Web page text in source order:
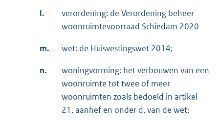
l.
verordening: de Verordening beheer
woonruimtevoorraad Schiedam 2020
m. wet: de Huisvestingswet 2014;
n.
woningvorming: het verbouwen van een
woonruimte tot twee of meer
woonruimten zoals bedoeld in artikel
21, aanhef en onder d, van de wet;